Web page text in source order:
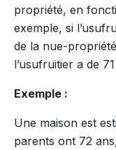
propriété, en
exemple, si
de la nue-
l’usufruitier a de
Exemple :
Une maison est
parents ont 72